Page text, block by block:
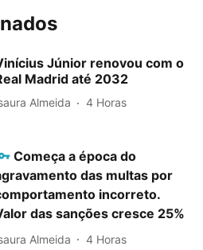
Júnior renovou com o
Madrid até 2032
Almeida 4 Horas
Começa a época do
das multas por
incorreto.
das sanções cresce 25%
Almeida 4 Horas